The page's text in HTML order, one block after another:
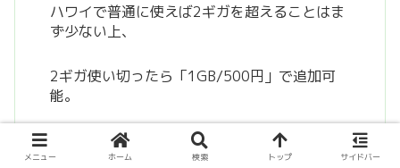
ハワイで普通に使えば2ギガを超えることはま
ず少ない上、
2ギガ使い切ったら「1GB/500円」で追加可
能。
ハワイの通信料はダダ です。
メニュー ホーム 検索 トップ サイドバー